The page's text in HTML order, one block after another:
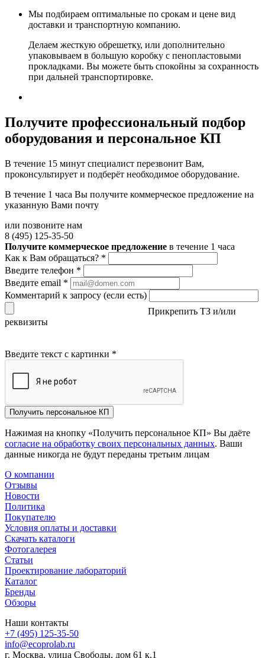
Мы подбираем оптимальные по срокам и цене вид
доставки и транспортную компанию.
Делаем жесткую обрешетку, или дополнительно
упаковываем в большую коробку с пенопластовыми
прокладками. Вы можете быть спокойны за сохранность
при дальней транспортировке.
Получите профессиональный подбор
оборудования и персональное КП
В течение 15 минут специалист перезвонит Вам,
проконсультирует и подберёт необходимое оборудование.
В течение 1 часа Вы получите коммерческое предложение на
указанную Вами почту
или позвоните нам
8 (495) 125-35-50
Получите коммерческое предложение в течение 1 часа
Как к Вам обращаться? *
Введите телефон *
Введите email *
Комментарий к запросу (если есть)
Прикрепить ТЗ и/или
реквизиты
Введите текст с картинки *
Получить персональное КП
Нажимая на кнопку «Получить персональное КП» Вы даёте
согласие на обработку своих персональных данных. Ваши
данные никогда не будут переданы третьим лицам
О компании
Отзывы
Новости
Политика
Покупателю
Условия оплаты и доставки
Скачать каталоги
Фотогалерея
Статьи
Проектирование лабораторий
Каталог
Бренды
Обзоры
Наши контакты
+7 (495) 125-35-50
info@ecoprolab.ru
г. Москва, улица Свободы, дом 61 к.1